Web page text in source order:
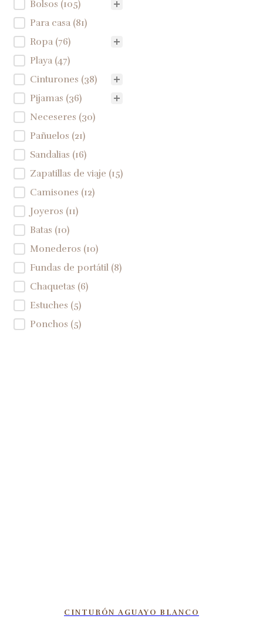
Subcategorías
Bolsos (105)
Para casa (81)
Ropa (76)
Playa (47)
Cinturones (38)
Pijamas (36)
Neceseres (30)
Pañuelos (21)
Sandalias (16)
Zapatillas de viaje (15)
Camisones (12)
Joyeros (11)
Batas (10)
Monederos (10)
Fundas de portátil (8)
Chaquetas (6)
Estuches (5)
Ponchos (5)
CINTURÓN AGUAYO BLANCO